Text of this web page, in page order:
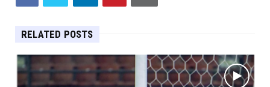
RELATED POSTS